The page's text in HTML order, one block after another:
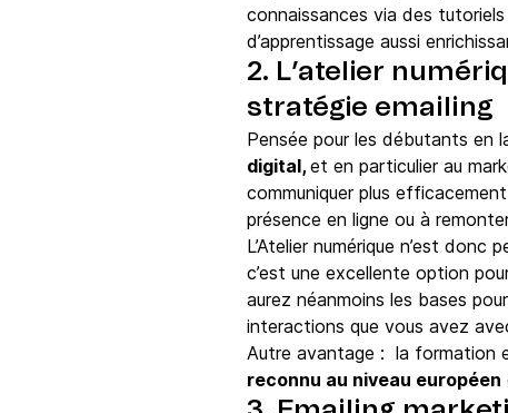
connaissances via des
d’apprentissage aussi
2. L’atelier
stratégie emailing
Pensée pour les débutants en
digital, et en particulier au
communiquer plus
présence en ligne ou à
L’Atelier numérique n’est
c’est une excellente option
aurez néanmoins les bases
interactions que vous avez
Autre avantage : la formation
reconnu au niveau européen